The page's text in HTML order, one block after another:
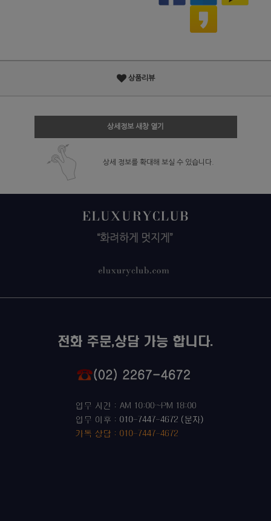
상품리뷰
상세정보 새창 열기
상세 정보를 확대해 보실 수 있습니다.